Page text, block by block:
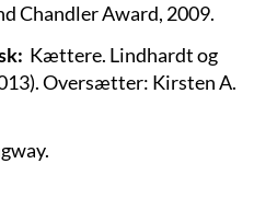
Chandler Award, 2009.
Kættere. Lindhardt og
Oversætter: Kirsten A.